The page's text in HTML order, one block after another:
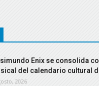
Enix se consolida
del calendario cultural
2026